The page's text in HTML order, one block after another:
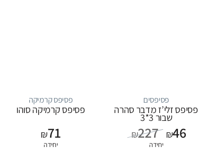
פסיפסים
פסיפס זלי’ז מדבר סהרה
שבור 3*3
₪227 ₪46
יחידה
פסיפס קרמיקה
פסיפס קרמיקה סוהו
₪71
יחידה